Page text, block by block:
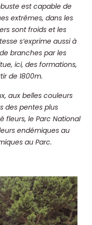
est capable de
extrêmes, dans les
sont froids et les
s’exprime aussi à
branches par les
ici, des formations,
de 1800m.
aux belles couleurs
des pentes plus
fleurs, le Parc National
endémiques au
au Parc.